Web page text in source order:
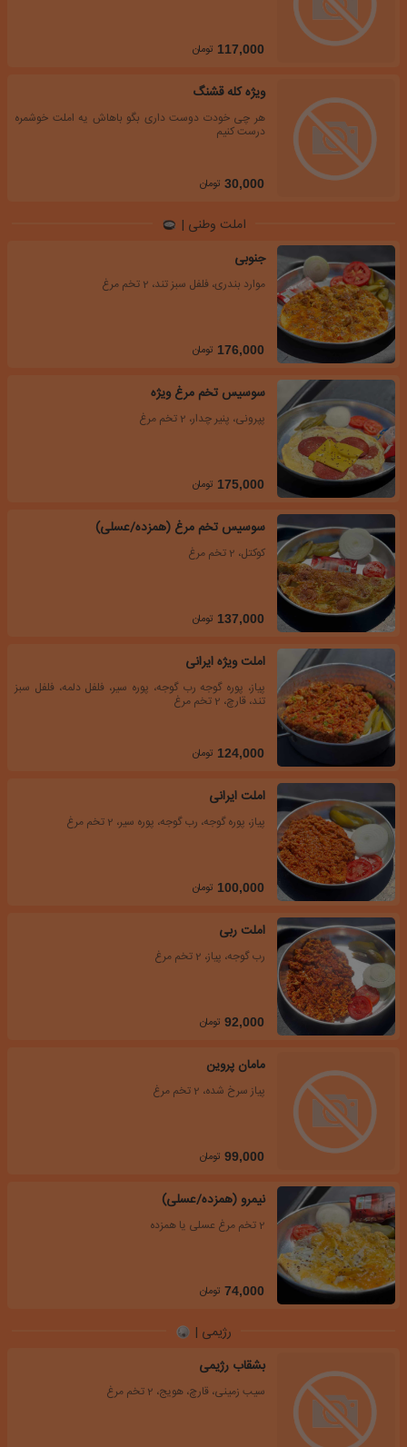
117,000 تومان
ویژه کله قشنگ
هر چی خودت دوست داری بگو باهاش یه املت خوشمره
درست کنیم
30,000 تومان
املت وطنی |
جنوبی
موارد بندری، فلفل سبز تند، 2 تخم مرغ
176,000 تومان
سوسیس تخم مرغ ویژه
پپرونی، پنیر چدار، 2 تخم مرغ
175,000 تومان
سوسیس تخم مرغ (همزده/عسلی)
کوکتل، 2 تخم مرغ
137,000 تومان
املت ویژه ایرانی
پیاز، پوره گوجه رب گوجه، پوره سیر، فلفل دلمه، فلفل سبز
تند، قارچ، 2 تخم مرغ
124,000 تومان
املت ایرانی
پیاز، پوره گوجه، رب گوجه، پوره سیر، 2 تخم مرغ
100,000 تومان
املت ربی
رب گوجه، پیاز، 2 تخم مرغ
92,000 تومان
مامان پروین
پیاز سرخ شده، 2 تخم مرغ
99,000 تومان
نیمرو (همزده/عسلی)
2 تخم مرغ عسلی یا همزده
74,000 تومان
رژیمی |
بشقاب رژیمی
سیب زمینی، قارچ، هویج، 2 تخم مرغ